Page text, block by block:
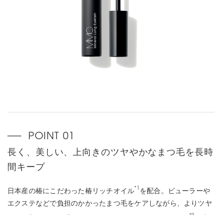
長く、美しい、上向きのツヤやかなまつ毛を長時
間キープ
日本産の椿にこだわった椿リッチオイル*1
を配合。ビューラーや
エクステなどで負担のかかったまつ毛をケアしながら、よりツヤ